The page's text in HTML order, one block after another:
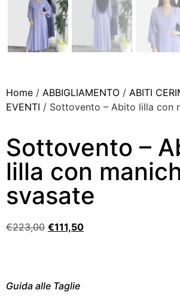
Home / ABBIGLIAMENTO / ABITI
EVENTI / Sottovento – Abito lilla con
Sottovento –
lilla con
svasate
€223,00 €111,50
Guida alle Taglie